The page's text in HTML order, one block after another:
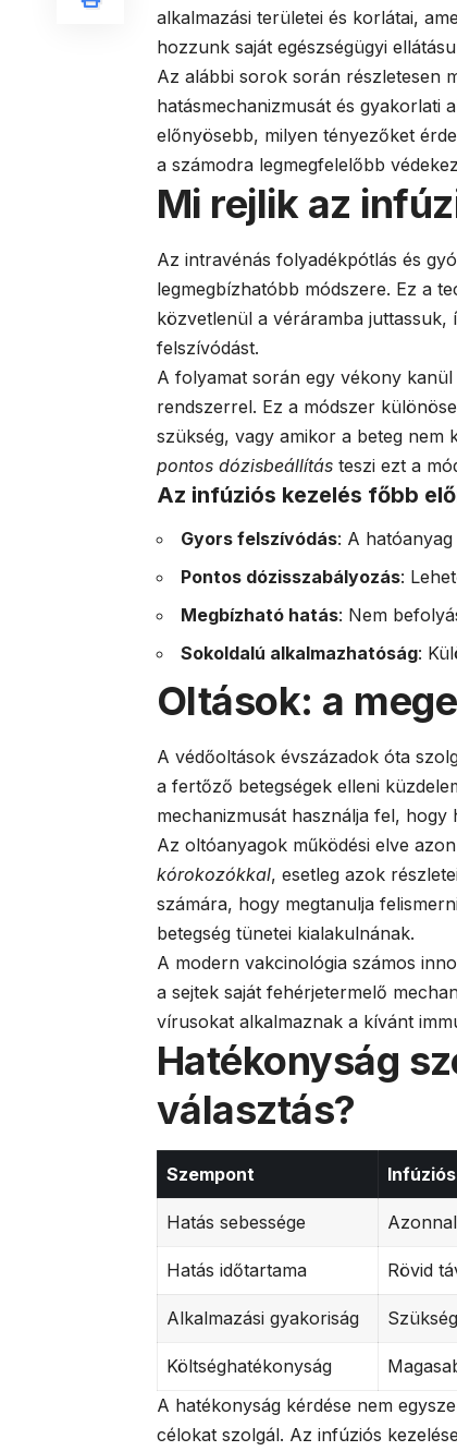
alkalmazási területei és korlátai,
hozzunk saját egészségügyi
Az alábbi sorok során részletesen
hatásmechanizmusát és gyakorlati
előnyösebb, milyen tényezőket
a számodra legmegfelelőbb
Mi rejlik az
Az intravénás folyadékpótlás és
legmegbízhatóbb módszere. Ez a
közvetlenül a véráramba juttassuk,
felszívódást.
A folyamat során egy vékony
rendszerrel. Ez a módszer
szükség, vagy amikor a beteg nem
pontos dózisbeállítás teszi ezt a
Az infúziós kezelés főbb
Gyors felszívódás: A
Pontos dózisszabályozás:
Megbízható hatás: Nem
Sokoldalú alkalmazhatóság:
Oltások: a
A védőoltások évszázadok óta
a fertőző betegségek elleni
mechanizmusát használja fel,
Az oltóanyagok működési elve
kórokozókkal, esetleg azok
számára, hogy megtanulja
betegség tünetei kialakulnának.
A modern vakcinológia számos
a sejtek saját fehérjetermelő
vírusokat alkalmaznak a kívánt
Hatékonyság
választás?
Szempont
Hatás sebessége
Hatás időtartama Rövid
Alkalmazási gyakoriság
Költséghatékonyság
A hatékonyság kérdése nem
célokat szolgál. Az infúziós